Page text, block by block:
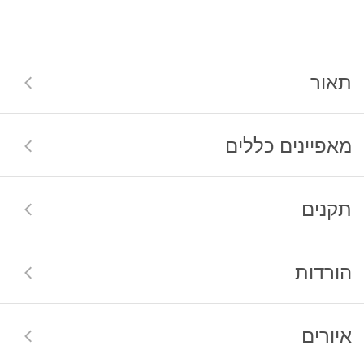
תאור
מאפיינים כללים
תקנים
הורדות
איורים